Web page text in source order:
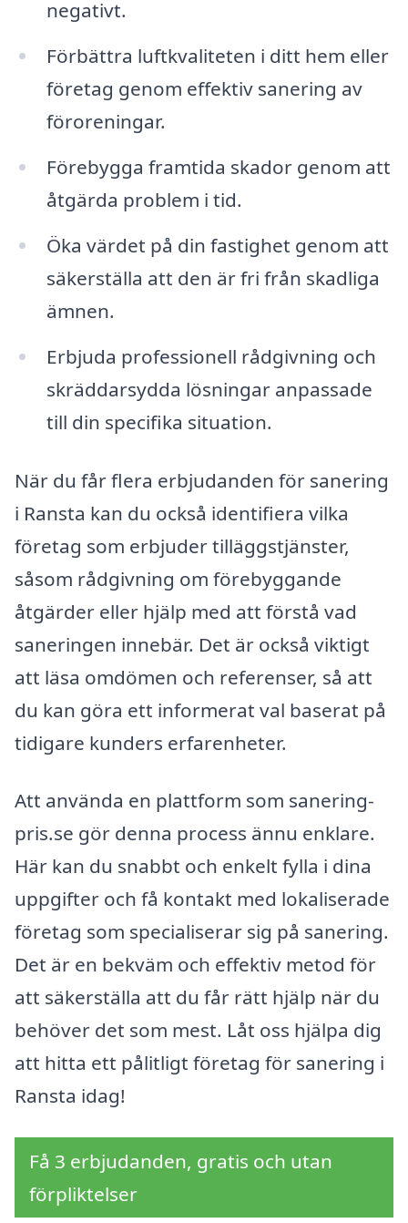
negativt.
Förbättra luftkvaliteten i ditt hem eller
företag genom effektiv sanering av
föroreningar.
Förebygga framtida skador genom att
åtgärda problem i tid.
Öka värdet på din fastighet genom att
säkerställa att den är fri från skadliga
ämnen.
Erbjuda professionell rådgivning och
skräddarsydda lösningar anpassade
till din specifika situation.
När du får flera erbjudanden för sanering
i Ransta kan du också identifiera vilka
företag som erbjuder tilläggstjänster,
såsom rådgivning om förebyggande
åtgärder eller hjälp med att förstå vad
saneringen innebär. Det är också viktigt
att läsa omdömen och referenser, så att
du kan göra ett informerat val baserat på
tidigare kunders erfarenheter.
Att använda en plattform som sanering-
pris.se gör denna process ännu enklare.
Här kan du snabbt och enkelt fylla i dina
uppgifter och få kontakt med lokaliserade
företag som specialiserar sig på sanering.
Det är en bekväm och effektiv metod för
att säkerställa att du får rätt hjälp när du
behöver det som mest. Låt oss hjälpa dig
att hitta ett pålitligt företag för sanering i
Ransta idag!
Få 3 erbjudanden, gratis och utan
förpliktelser